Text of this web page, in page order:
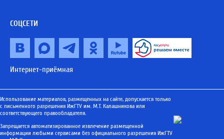
СОЦСЕТИ
Интернет-приёмная
Использование материалов, размещенных на сайте, допускается только
с письменного разрешения ИжГТУ им. М.Т. Калашникова или
соответствующего правообладателя.
Запрещается автоматизированное извлечение размещенной
информации любыми сервисами без официального разрешения ИжГТУ